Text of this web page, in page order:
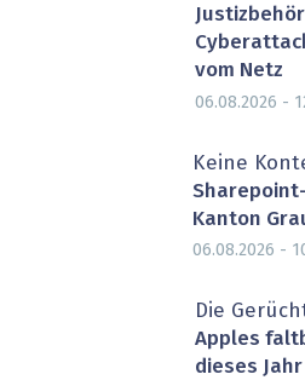
vom Netz
06.08.2026 -
Keine
Kanton
06.08.2026 -
Die
Apples
dieses